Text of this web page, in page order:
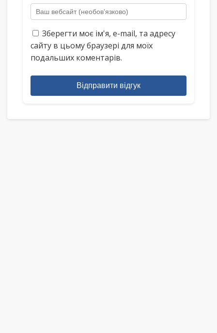
Зберегти моє ім'я, e-mail, та адресу
сайту в цьому браузері для моїх
подальших коментарів.
Відправити відгук